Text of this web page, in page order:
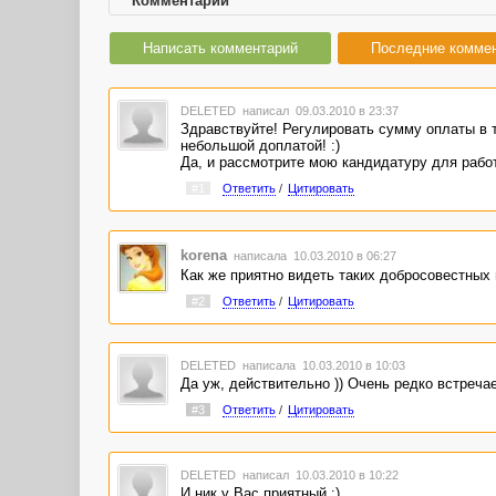
Написать комментарий Последние
DELETED написал 09.03.2010 в 23:37
Здравствуйте! Регулировать сумму оплаты
небольшой доплатой! :)
Да, и рассмотрите мою кандидатуру для
Ответить/ Цитировать
korena написала 10.03.2010 в 06:27
Как же приятно видеть таких
#2 Ответить/ Цитировать
DELETED написала 10.03.2010 в 10:03
Да уж, действительно )) Очень редко
#3 Ответить/ Цитировать
DELETED написал 10.03.2010 в 10:22